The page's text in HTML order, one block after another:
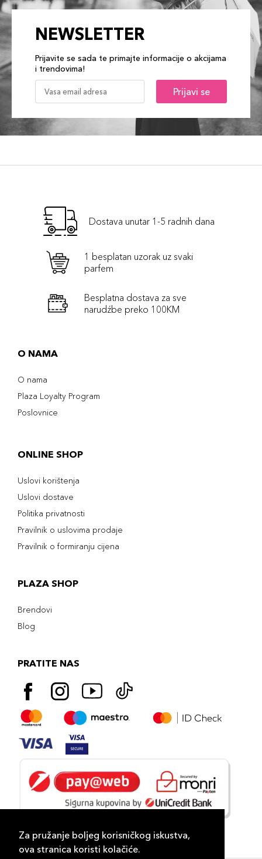
Za pružanje boljeg korisničkog iskustva,
ova stranica koristi kolačiće.
NEWSLETTER
Prijavite se sada te primajte informacije o akcijama
i trendovima!
Prijavi se
Dostava unutar 1-5 radnih dana
1 besplatan uzorak uz svaki
parfem
Besplatna dostava za sve
narudźbe preko 100KM
O NAMA
O nama
Plaza Loyalty Program
Poslovnice
ONLINE SHOP
Uslovi korištenja
Uslovi dostave
Politika privatnosti
Pravilnik o uslovima prodaje
Pravilnik o formiranju cijena
PLAZA SHOP
Brendovi
Blog
PRATITE NAS